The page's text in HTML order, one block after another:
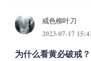
戒色柳叶刀
2023-07-17
为什么看黄必破戒？